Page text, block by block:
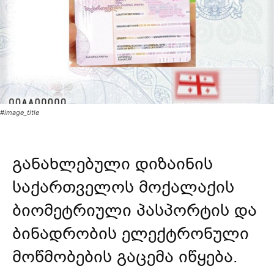
#image_title
განახლებული დიზაინის
საქართველოს მოქალაქის
ბიომეტრიული პასპორტის და
ბინადრობის ელექტრონული
მოწმობების გაცემა იწყება.